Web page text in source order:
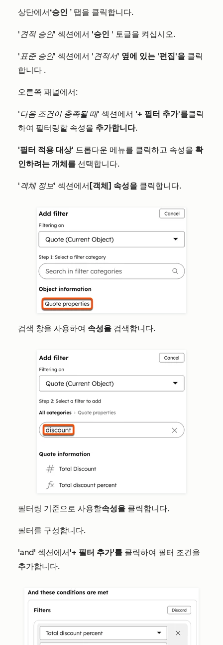
상단에서‘승인 ’ 탭을 클릭합니다.
'견적 승인' 섹션에서 '승인 ' 토글을 켜십시오.
'표준 승인' 섹션에서 '견적서' 옆에 있는 '편집'을 클릭
합니다 .
오른쪽 패널에서:
'다음 조건이 충족될 때' 섹션에서 '+ 필터 추가'를클릭
하여 필터링할 속성을 추가합니다.
'필터 적용 대상' 드롭다운 메뉴를 클릭하고 속성을 확
인하려는 개체를 선택합니다.
'객체 정보' 섹션에서 [객체] 속성을 클릭합니다.
검색 창을 사용하여 속성을 검색합니다.
필터링 기준으로 사용할속성을 클릭합니다.
필터를 구성합니다.
'and' 섹션에서'+ 필터 추가'를 클릭하여 필터 조건을
추가합니다.